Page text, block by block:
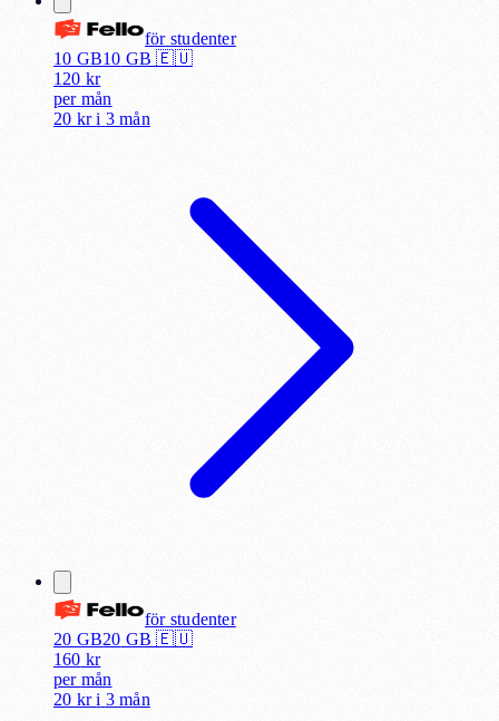
för studenter
10 GB10 GB 🇪🇺
120 kr
per mån
20 kr i 3 mån
för studenter
20 GB20 GB 🇪🇺
160 kr
per mån
20 kr i 3 mån